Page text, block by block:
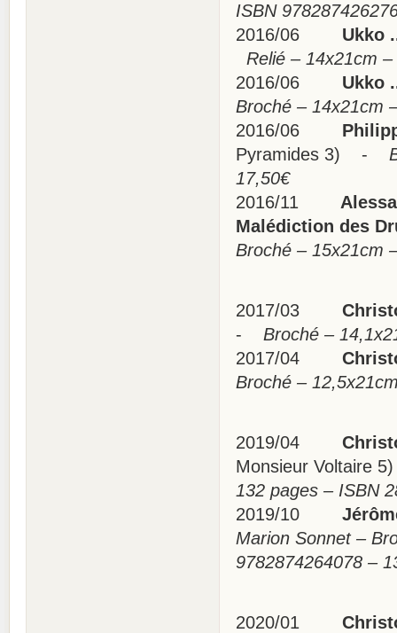
ISBN
2016/06
Ukko
Relié – 14x21cm
2016/06
Ukko
Broché – 14x21cm
2016/06
Pyramides 3) -
17,50€
2016/11
Malédiction des
Broché – 15x21cm
2017/03
- Broché –
2017/04
Broché –
2019/04
Monsieur Voltaire
132 pages – ISBN
2019/10
Marion Sonnet –
9782874264078 –
2020/01